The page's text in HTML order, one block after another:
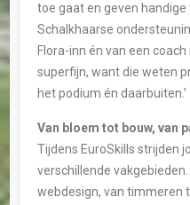
toe gaat en geven handige
Schalkhaarse
Flora-inn én van een
superfijn, want die weten
het podium én daarbuiten.’
Van bloem tot bouw, van
Tijdens EuroSkills strijden
verschillende
webdesign, van timmeren